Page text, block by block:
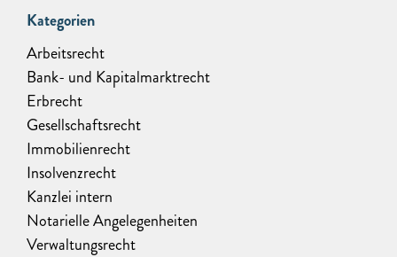
Kategorien
Arbeitsrecht
Bank- und Kapitalmarktrecht
Erbrecht
Gesellschaftsrecht
Immobilienrecht
Insolvenzrecht
Kanzlei intern
Notarielle Angelegenheiten
Verwaltungsrecht